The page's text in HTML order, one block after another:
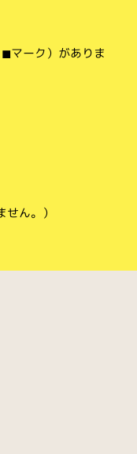
マーク）がありま
ん。）